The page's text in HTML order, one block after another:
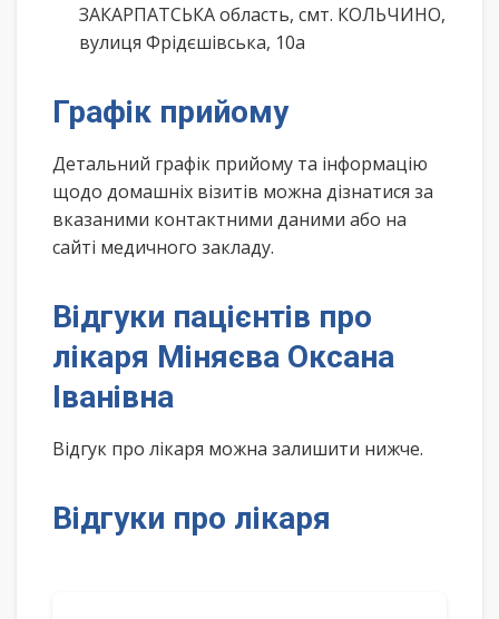
ЗАКАРПАТСЬКА область, смт. КОЛЬЧИНО,
вулиця Фрідєшівська, 10а
Графік прийому
Детальний графік прийому та інформацію
щодо домашніх візитів можна дізнатися за
вказаними контактними даними або на
сайті медичного закладу.
Відгуки пацієнтів про
лікаря Міняєва Оксана
Іванівна
Відгук про лікаря можна залишити нижче.
Відгуки про лікаря